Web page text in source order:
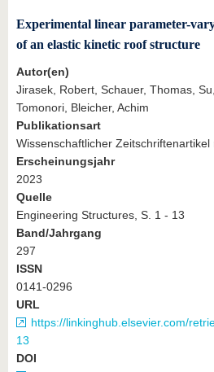
Experimental linear parameter-
of an elastic kinetic roof structure
Autor(en)
Jirasek, Robert, Schauer, Thomas,
Tomonori, Bleicher, Achim
Publikationsart
Wissenschaftlicher Zeitschriftenartikel
Erscheinungsjahr
2023
Quelle
Engineering Structures, S. 1 - 13
Band/Jahrgang
297
ISSN
0141-0296
URL
https://linkinghub.elsevier.com/
13
DOI